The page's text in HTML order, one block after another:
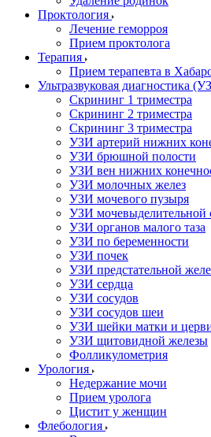
Проктология
Лечение геморроя
Прием проктолога
Терапия
Прием терапевта в
Ультразвуковая диагностика
Скрининг 1 триместра
Скрининг 2 триместра
Скрининг 3 триместра
УЗИ артерий нижних
УЗИ брюшной полости
УЗИ вен нижних
УЗИ молочных желез
УЗИ мочевого пузыря
УЗИ мочевыделительной
УЗИ органов малого таза
УЗИ по беременности
УЗИ почек
УЗИ предстательной
УЗИ сердца
УЗИ сосудов
УЗИ сосудов шеи
УЗИ шейки матки и
УЗИ щитовидной железы
Фолликулометрия
Урология
Недержание мочи
Прием уролога
Цистит у женщин
Флебология